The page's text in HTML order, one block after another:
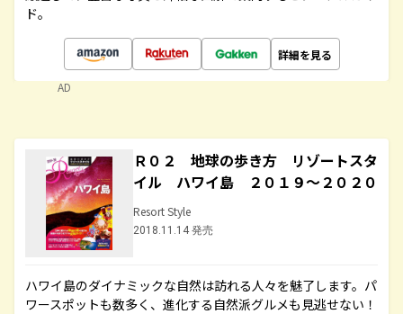
ド。
詳細を見る
AD
Ｒ０２ 地球の歩き方 リゾートスタ
イル ハワイ島 ２０１９～２０２０
Resort Style
2018.11.14 発売
ハワイ島のダイナミックな自然は訪れる人々を魅了します。パ
ワースポットも数多く、進化する自然派グルメも見逃せない！